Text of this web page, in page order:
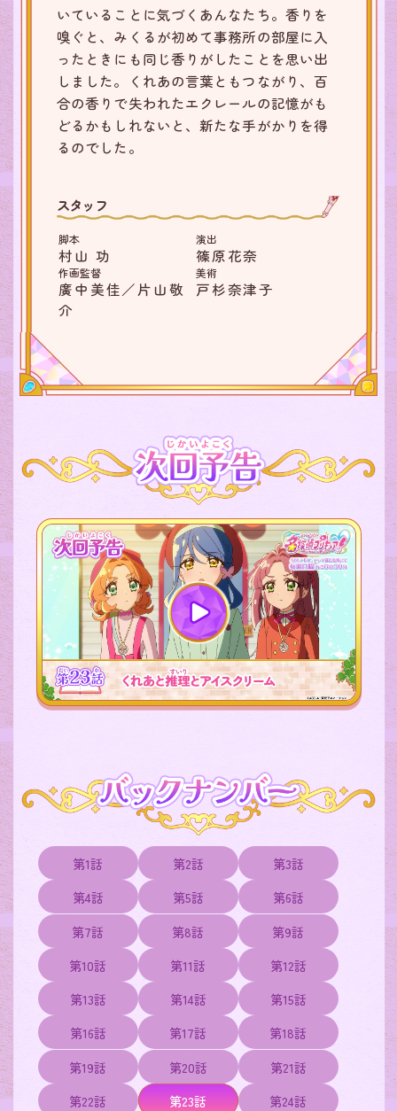
いていることに気づくあんなたち。香りを
嗅ぐと、みくるが初めて事務所の部屋に入
ったときにも同じ香りがしたことを思い出
しました。くれあの言葉ともつながり、百
合の香りで失われたエクレールの記憶がも
どるかもしれないと、新たな手がかりを得
るのでした。
スタッフ
脚本
村山 功
演出
篠原花奈
作画監督
廣中美佳／片山敬
介
美術
戸杉奈津子
第1話 第2話
第3話
第4話
第5話
第6話
第7話
第8話
第9話
第10話
第11話
第12話
第13話
第14話
第15話
第16話
第17話
第18話
第19話
第20話
第21話
第22話
第23話
第24話